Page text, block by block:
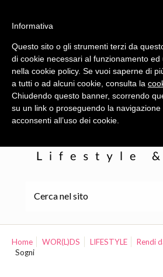
Home WOR(L)DS LIFESTYLE
Rendi
Sogni
Informativa
Questo sito o gli strumenti terzi da
di cookie necessari al funzionamento
nella cookie policy. Se vuoi saperne di
a tutti o ad alcuni cookie, consulta la
Chiudendo questo banner, scorrendo
su un link o proseguendo la navigazione
acconsenti all’uso dei cookie.